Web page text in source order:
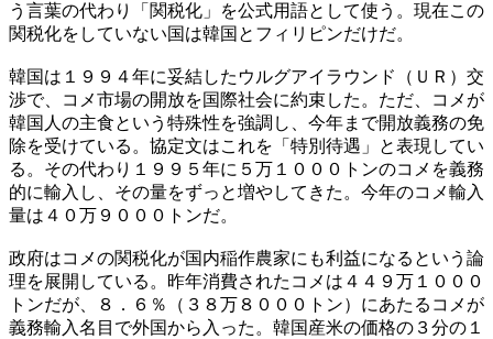
う言葉の代わり「関税化」を公式用語として使う。現在この
関税化をしていない国は韓国とフィリピンだけだ。
韓国は１９９４年に妥結したウルグアイラウンド（ＵＲ）交
渉で、コメ市場の開放を国際社会に約束した。ただ、コメが
韓国人の主食という特殊性を強調し、今年まで開放義務の免
除を受けている。協定文はこれを「特別待遇」と表現してい
る。その代わり１９９５年に５万１０００トンのコメを義務
的に輸入し、その量をずっと増やしてきた。今年のコメ輸入
量は４０万９０００トンだ。
政府はコメの関税化が国内稲作農家にも利益になるという論
理を展開している。昨年消費されたコメは４４９万１０００
トンだが、８．６％（３８万８０００トン）にあたるコメが
義務輸入名目で外国から入った。韓国産米の価格の３分の１